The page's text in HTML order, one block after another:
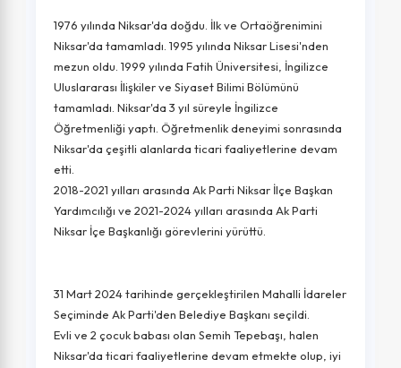
1976 yılında Niksar'da doğdu. İlk ve Ortaöğrenimini
Niksar'da tamamladı. 1995 yılında Niksar Lisesi'nden
mezun oldu. 1999 yılında Fatih Üniversitesi, İngilizce
Uluslararası İlişkiler ve Siyaset Bilimi Bölümünü
tamamladı. Niksar'da 3 yıl süreyle İngilizce
Öğretmenliği yaptı. Öğretmenlik deneyimi sonrasında
Niksar'da çeşitli alanlarda ticari faaliyetlerine devam
etti.
2018-2021 yılları arasında Ak Parti Niksar İlçe Başkan
Yardımcılığı ve 2021-2024 yılları arasında Ak Parti
Niksar İçe Başkanlığı görevlerini yürüttü.
31 Mart 2024 tarihinde gerçekleştirilen Mahalli İdareler
Seçiminde Ak Parti'den Belediye Başkanı seçildi.
Evli ve 2 çocuk babası olan Semih Tepebaşı, halen
Niksar'da ticari faaliyetlerine devam etmekte olup, iyi